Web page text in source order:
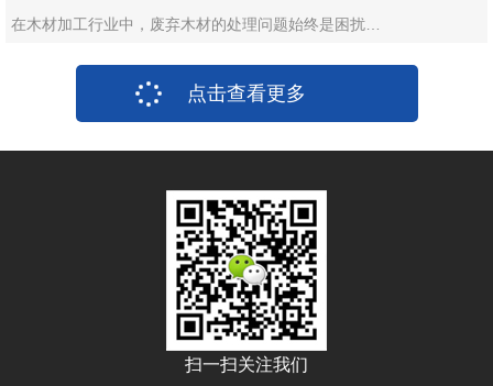
在木材加工行业中，废弃木材的处理问题始终是困扰…
点击查看更多
扫一扫关注我们